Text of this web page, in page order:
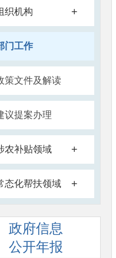
织机构 +
门工作
策文件及解读
议提案办理
农补贴领域 +
态化帮扶领域 +
政府信息
公开年报